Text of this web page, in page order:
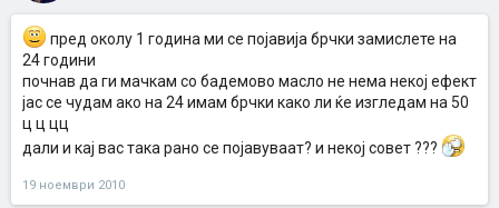
пред околу 1 година ми се појавија брчки замислете на
24 години
почнав да ги мачкам со бадемово масло не нема некој ефект
јас се чудам ако на 24 имам брчки како ли ќе изгледам на 50
ц ц цц
дали и кај вас така рано се појавуваат? и некој совет ???
19 ноември 2010